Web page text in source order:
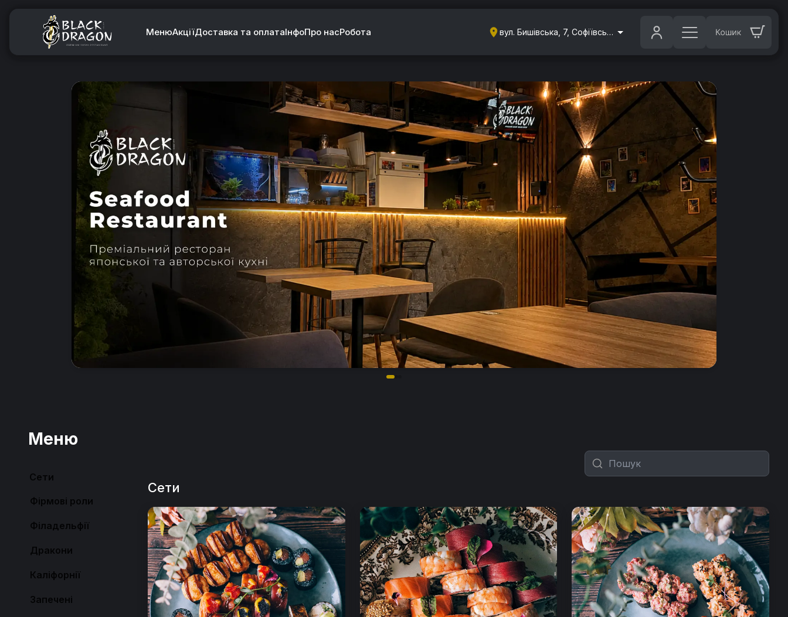
МенюАкціїДоставка та оплатаІнфоПро насРобота вул. Бишівська, 7, Софіївська Борщагівка
Меню
Сети
Фірмові роли
Філадельфії
Дракони
Каліфорнії
Запечені
Сети